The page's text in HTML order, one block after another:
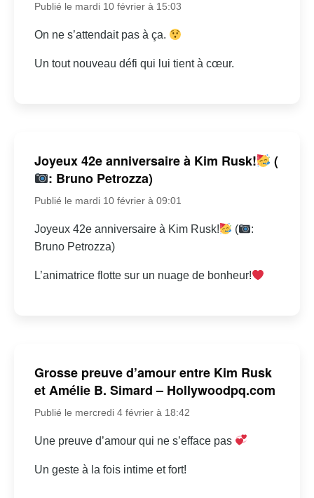
Publié le mardi 10 février à 15:03
On ne s’attendait pas à ça.
Un tout nouveau défi qui lui tient à cœur.
Joyeux 42e anniversaire à Kim Rusk!
(
: Bruno Petrozza)
Publié le mardi 10 février à 09:01
Joyeux 42e anniversaire à Kim Rusk! (
:
Bruno Petrozza)
L’animatrice flotte sur un nuage de bonheur!
Grosse preuve d’amour entre Kim Rusk
et Amélie B. Simard – Hollywoodpq.com
Publié le mercredi 4 février à 18:42
Une preuve d’amour qui ne s’efface pas
Un geste à la fois intime et fort!